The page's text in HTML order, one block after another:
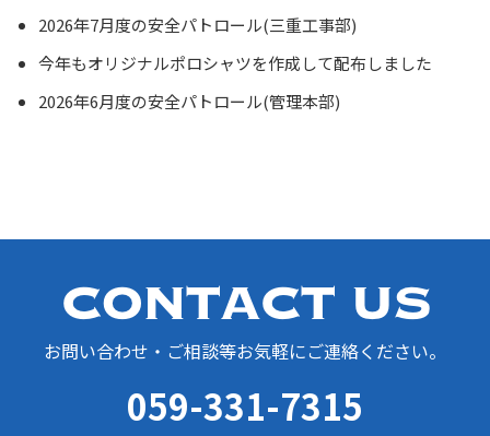
2026年7月度の安全パトロール(三重工事部)
今年もオリジナルポロシャツを作成して配布しました
2026年6月度の安全パトロール(管理本部)
お問い合わせ・ご相談等お気軽にご連絡ください。
059-331-7315